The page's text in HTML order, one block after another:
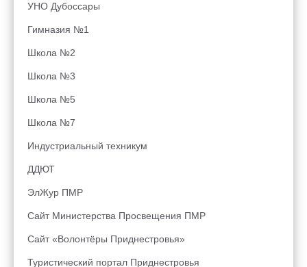
УНО Дубоссары
Гимназия №1
Школа №2
Школа №3
Школа №5
Школа №7
Индустриальный техникум
ДДЮТ
ЭлЖур ПМР
Сайт Министерства Просвещения ПМР
Сайт «Волонтёры Приднестровья»
Туристический портал Приднестровья